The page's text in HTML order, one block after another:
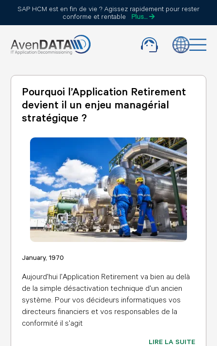
SAP HCM est en fin de vie ? Agissez rapidement pour rester
conforme et rentable
Plus…
Pourquoi l’Application Retirement
devient il un enjeu managérial
stratégique ?
January, 1970
Aujourd'hui l'Application Retirement va bien au delà
de la simple désactivation technique d'un ancien
système. Pour vos décideurs informatiques vos
directeurs financiers et vos responsables de la
conformité il s'agit
LIRE LA SUITE